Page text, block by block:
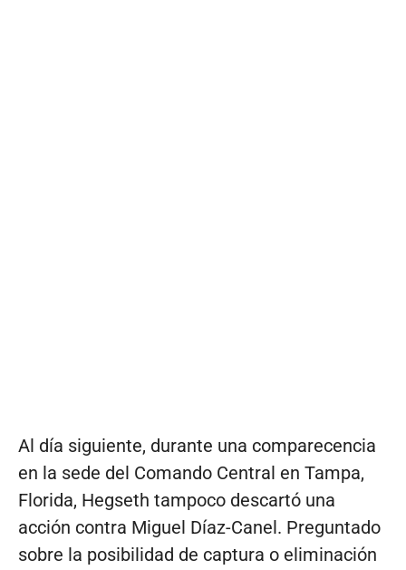
Al día siguiente, durante una comparecencia
en la sede del Comando Central en Tampa,
Florida, Hegseth tampoco descartó una
acción contra Miguel Díaz-Canel. Preguntado
sobre la posibilidad de captura o eliminación